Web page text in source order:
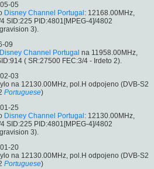
05
Disney Channel Portugal : 12168.00MHz,
SID:225 PID:4801[MPEG-4]/4802
3).
09
Disney Channel Portugal na 11958.00MHz,
( SR:27500 FEC:3/4 - Irdeto 2).
03
na 12130.00MHz, pol.H odpojeno (DVB-S2
Portuguese)
25
Disney Channel Portugal : 12130.00MHz,
SID:225 PID:4801[MPEG-4]/4802
3).
20
na 12130.00MHz, pol.H odpojeno (DVB-S2
Portuguese)